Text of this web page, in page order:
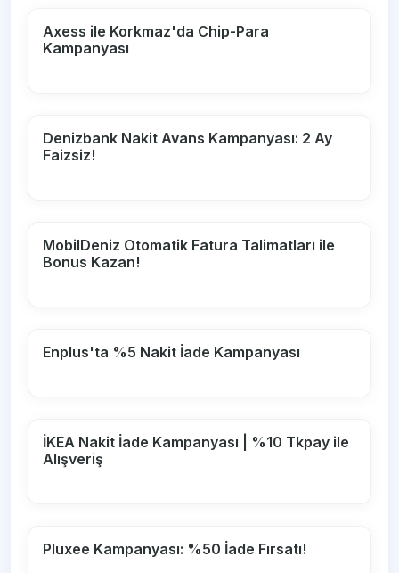
Axess ile Korkmaz'da Chip-Para
Kampanyası
Denizbank Nakit Avans Kampanyası: 2 Ay
Faizsiz!
MobilDeniz Otomatik Fatura Talimatları ile
Bonus Kazan!
Enplus'ta %5 Nakit İade Kampanyası
İKEA Nakit İade Kampanyası | %10 Tkpay ile
Alışveriş
Pluxee Kampanyası: %50 İade Fırsatı!